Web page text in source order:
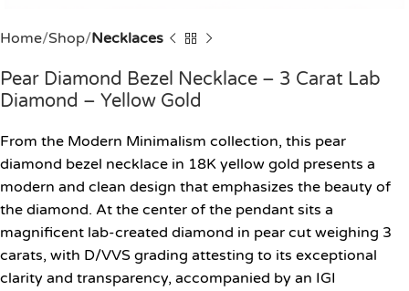
Home Shop Necklaces
Pear Diamond Bezel Necklace – 3 Carat Lab
Diamond – Yellow Gold
From the Modern Minimalism collection, this pear
diamond bezel necklace in 18K yellow gold presents a
modern and clean design that emphasizes the beauty of
the diamond. At the center of the pendant sits a
magnificent lab-created diamond in pear cut weighing 3
carats, with D/VVS grading attesting to its exceptional
clarity and transparency, accompanied by an IGI